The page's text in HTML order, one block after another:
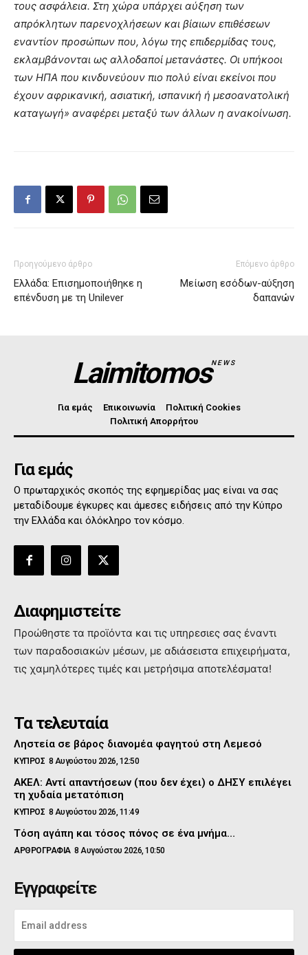
τους ασφάλεια. Στη χώρα υπάρχει αύξηση των
απρόκλητων παρενοχλήσεων και βίαιων επιθέσεων
εναντίον προσώπων που, λόγω της επιδερμίδας τους,
εκλαμβάνονται ως αλλοδαποί μετανάστες. Οι υπήκοοι
των ΗΠΑ που κινδυνεύουν πιο πολύ είναι εκείνοι που
έχουν αφρικανική, ασιατική, ισπανική ή μεσοανατολική
καταγωγή» αναφέρει μεταξύ των άλλων η ανακοίνωση.
Προηγούμενο άρθρο
Ελλάδα: Επισημοποιήθηκε η
επένδυση με τη Unilever
Επόμενο άρθρο
Μείωση εσόδων-αύξηση
δαπανών
LaimitomosNEWS
Για εμάς Επικοινωνία
Πολιτική Cookies
Πολιτική Απορρήτου
Για εμάς
Ο πρωταρχικός σκοπός της εφημερίδας μας είναι να σας
μεταδίδουμε έγκυρες και άμεσες ειδήσεις από την Κύπρο
την Ελλάδα και όλόκληρο τον κόσμο.
Διαφημιστείτε
Προώθηστε τα προϊόντα και τις υπηρεσιες σας έναντι
των παραδοσιακών μέσων, με αδιάσειστα επιχειρήματα,
τις χαμηλότερες τιμές και μετρήσιμα αποτελέσματα!
Τα τελευταία
Ληστεία σε βάρος διανομέα φαγητού στη Λεμεσό
ΚΥΠΡΟΣ 8 Αυγούστου 2026, 12:50
ΑΚΕΛ: Αντί απαντήσεων (που δεν έχει) ο ΔΗΣΥ επιλέγει
τη χυδαία μετατόπιση
ΚΥΠΡΟΣ 8 Αυγούστου 2026, 11:49
Τόση αγάπη και τόσος πόνος σε ένα μνήμα…
ΑΡΘΡΟΓΡΑΦΙΑ 8 Αυγούστου 2026, 10:50
Εγγραφείτε